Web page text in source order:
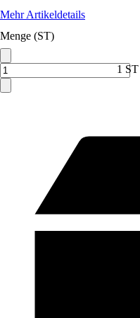
Mehr Artikeldetails
Menge (ST)
1 ST